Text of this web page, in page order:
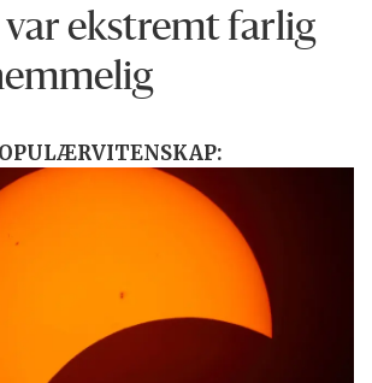
var ekstremt farlig